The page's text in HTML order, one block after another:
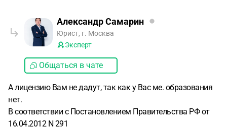
Александр Самарин
Юрист, г. Москва
Эксперт
Общаться в чате
А лицензию Вам не дадут, так как у Вас ме. образования
нет.
В соответствии с Постановлением Правительства РФ от
16.04.2012 N 291